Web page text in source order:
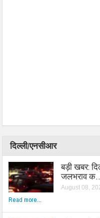
दिल्ली/एनसीआर
बड़ी खबर:
जलभराव
August 08,
Read more...